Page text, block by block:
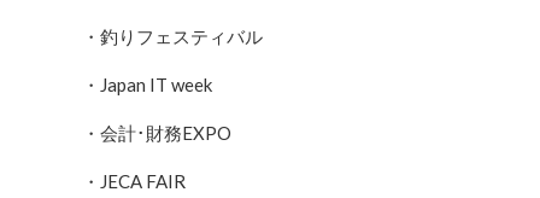
・釣りフェスティバル
・Japan IT week
・会計･財務EXPO
・JECA FAIR